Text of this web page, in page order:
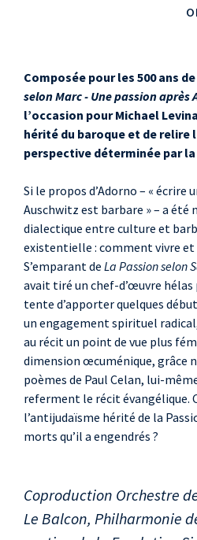
Composée pour les 500 ans
selon Marc - Une passion après
l’occasion pour Michael
hérité du baroque et de relire
perspective déterminée par la
Si le propos d’Adorno – « écrire
Auschwitz est barbare » – a
dialectique entre culture et
existentielle : comment vivre et
S’emparant de La Passion selon
avait tiré un chef-d’œuvre hélas
tente d’apporter quelques
un engagement spirituel
au récit un point de vue plus
dimension œcuménique, grâce
poèmes de Paul Celan, lui-
referment le récit
l’antijudaïsme hérité de la
morts qu’il a engendrés ?
Coproduction Orchestre
Le Balcon, Philharmonie